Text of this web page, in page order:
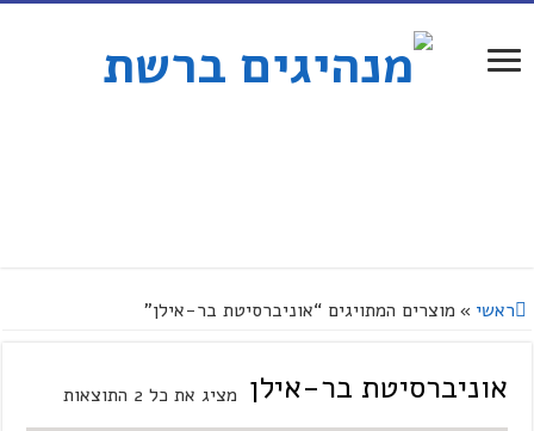
ראשי » מוצרים המתויגים “אוניברסיטת בר-אילן”
אוניברסיטת בר-אילן מציג את כל 2 התוצאות